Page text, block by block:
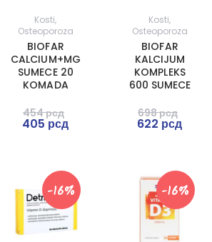
Kosti,
Osteoporoza
BIOFAR
CALCIUM+MG
SUMECE 20
KOMADA
454рсд
405рсд
Kosti,
Osteoporoza
BIOFAR
KALCIJUM
KOMPLEKS
600 SUMECE
698рсд
622рсд
-16% -16%